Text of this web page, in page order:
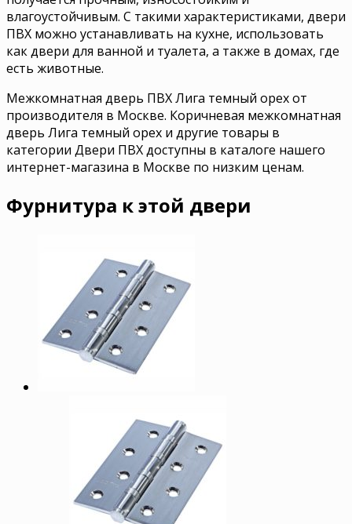
влагоустойчивым. С такими характеристиками, двери
ПВХ можно устанавливать на кухне, использовать
как двери для ванной и туалета, а также в домах, где
есть животные.
Межкомнатная дверь ПВХ Лига темный орех от
производителя в Москве. Коричневая межкомнатная
дверь Лига темный орех и другие товары в
категории Двери ПВХ доступны в каталоге нашего
интернет-магазина в Москве по низким ценам.
Фурнитура к этой двери